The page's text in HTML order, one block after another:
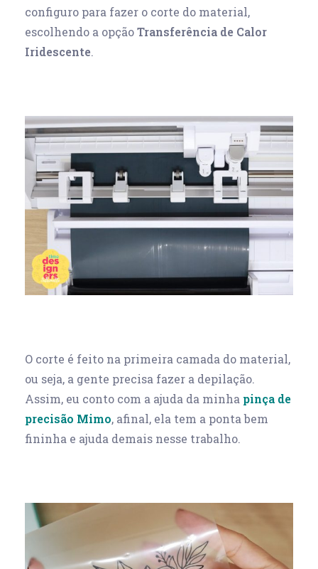
configuro para fazer o corte do material,
escolhendo a opçãoTransferência de Calor
Iridescente.
O corte é feito na primeira camada do material,
ou seja, a gente precisa fazer a depilação.
Assim, eu conto com a ajuda da minha pinça de
precisão Mimo, afinal, ela tem a ponta bem
fininha e ajuda demais nesse trabalho.